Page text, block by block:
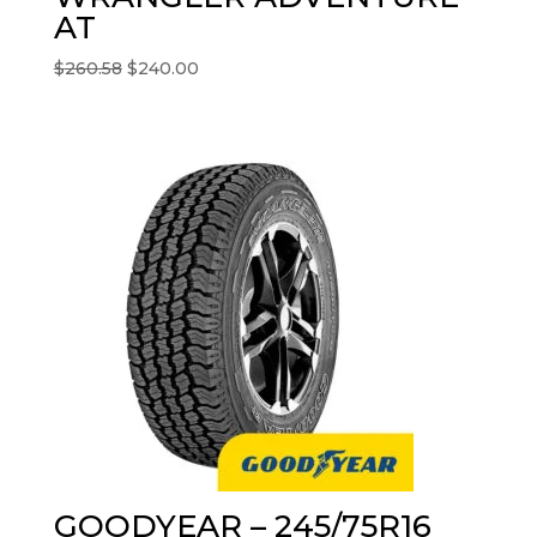
AT
$260.58 El
$260.58.
$240.00El
$240.00.
GOODYEAR – 245/75R16